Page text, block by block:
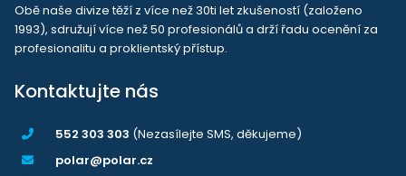
Obě naše divize těží z více než 30ti let zkušeností (založeno
1993), sdružují více než 50 profesionálů a drží řadu ocenění za
profesionalitu a proklientský přístup.
Kontaktujte nás
552 303 303 (Nezasílejte SMS, děkujeme)
polar@polar.cz